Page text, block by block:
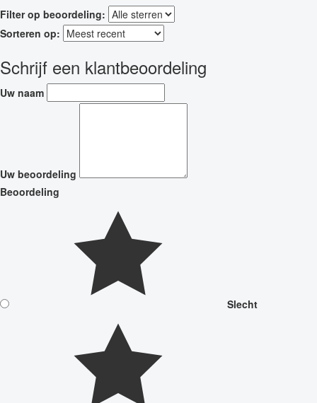
Filter op beoordeling:
Sorteren op:
Schrijf een klantbeoordeling
Uw naam
Uw beoordeling
Beoordeling
Slecht